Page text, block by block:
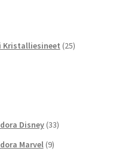
Kristalliesineet (25)
Disney (33)
Marvel (9)